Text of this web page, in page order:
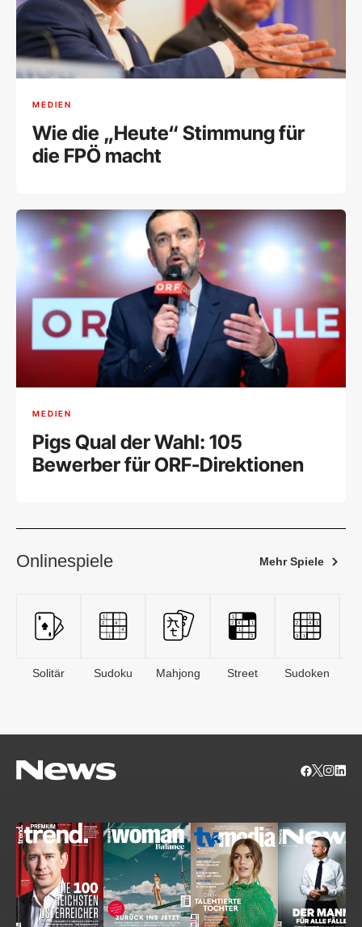
MEDIEN
Wie die „Heute“ Stimmung für
die FPÖ macht
MEDIEN
Pigs Qual der Wahl: 105
Bewerber für ORF-Direktionen
Onlinespiele Mehr Spiele
Solitär Sudoku Mahjong Street Sudoken